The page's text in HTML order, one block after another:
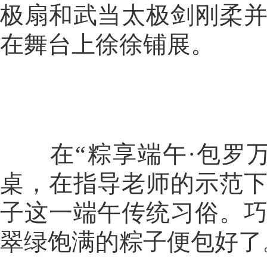
极扇和武当太极剑刚柔
在舞台上徐徐铺展。
在“粽享端午·包罗万
桌，在指导老师的示范
子这一端午传统习俗。
翠绿饱满的粽子便包好